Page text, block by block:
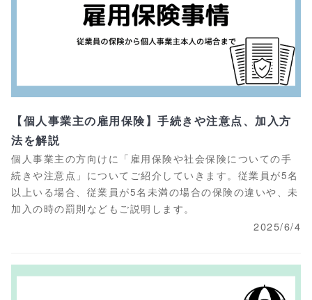
【個人事業主の雇用保険】手続きや注意点、加入方
法を解説
個人事業主の方向けに「雇用保険や社会保険についての手
続きや注意点」についてご紹介していきます。従業員が5名
以上いる場合、従業員が5名未満の場合の保険の違いや、未
加入の時の罰則などもご説明します。
2025/6/4